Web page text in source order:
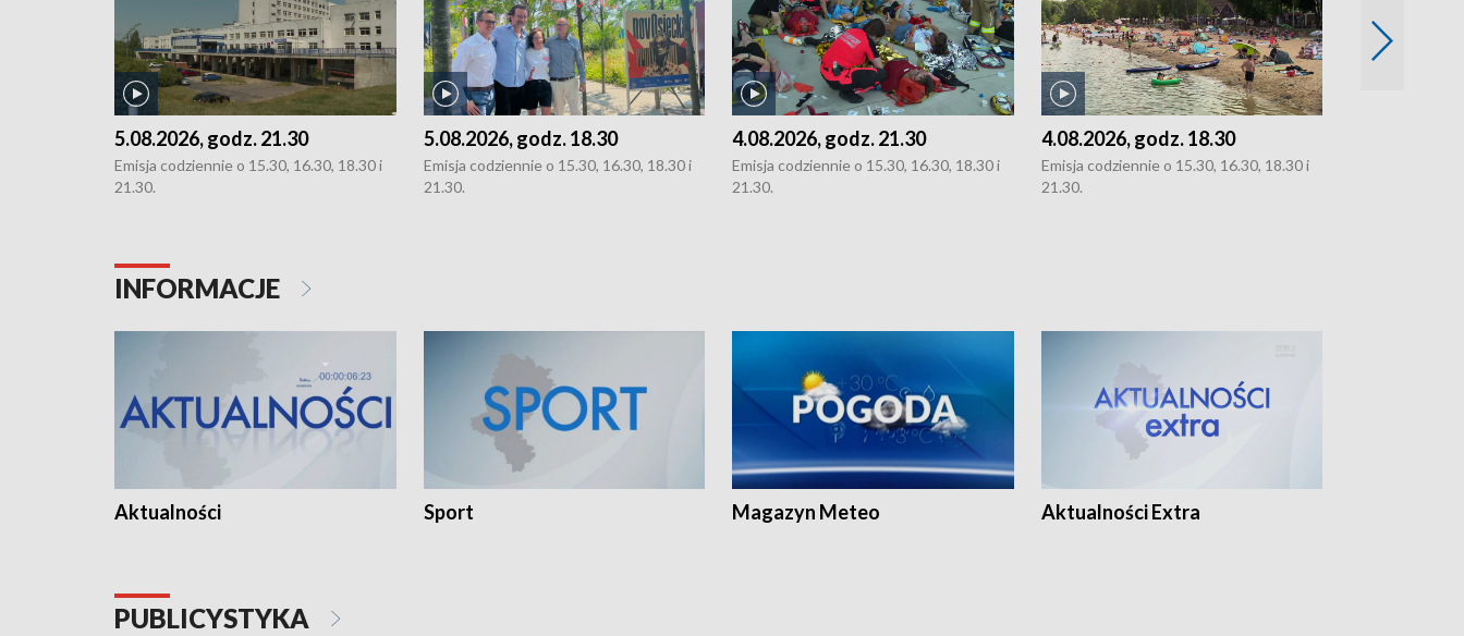
5.08.2026, godz. 21.30
Emisja codziennie o 15.30, 16.30, 18.30 i
21.30.
5.08.2026, godz. 18.30
Emisja codziennie o 15.30, 16.30, 18.30 i
21.30.
4.08.2026, godz. 21.30
Emisja codziennie o 15.30, 16.30, 18.30 i
21.30.
4.08.2026, godz. 18.30
Emisja codziennie o 15.30, 16.30, 18.30 i
21.30.
INFORMACJE
Aktualności Sport Magazyn Meteo Aktualności Extra
PUBLICYSTYKA